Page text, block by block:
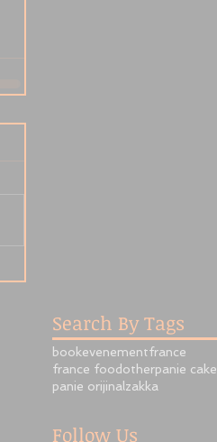
Search By Tags
bookevenementfrance
france foodotherpanie cake
panie orijinal zakka
Follow Us